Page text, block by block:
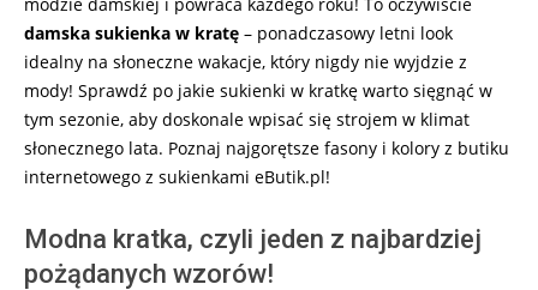
damska sukienka w kratę – ponadczasowy letni look
idealny na słoneczne wakacje, który nigdy nie wyjdzie z
mody! Sprawdź po jakie sukienki w kratkę warto sięgnąć w
tym sezonie, aby doskonale wpisać się strojem w klimat
słonecznego lata. Poznaj najgorętsze fasony i kolory z butiku
internetowego z sukienkami eButik.pl!
Modna kratka, czyli jeden z najbardziej
pożądanych wzorów!